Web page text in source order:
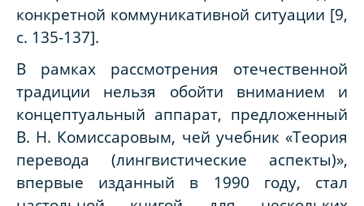
конкретной коммуникативной ситуации [9,
с. 135-137].
В рамках рассмотрения отечественной
традиции нельзя обойти вниманием и
концептуальный аппарат, предложенный
В. Н. Комиссаровым, чей учебник «Теория
перевода (лингвистические аспекты)»,
впервые изданный в 1990 году, стал